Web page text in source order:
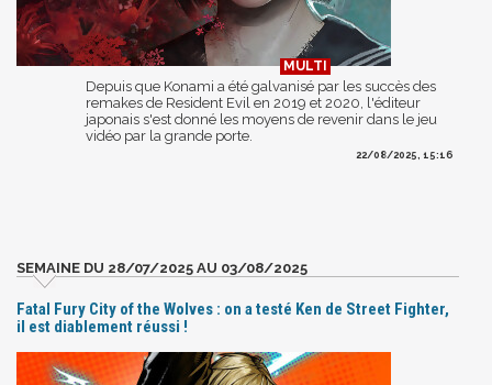
Depuis que Konami a été galvanisé par les succès des
remakes de Resident Evil en 2019 et 2020, l'éditeur
japonais s'est donné les moyens de revenir dans le jeu
vidéo par la grande porte.
22/08/2025, 15:16
SEMAINE DU 28/07/2025 AU 03/08/2025
Fatal Fury City of the Wolves : on a testé Ken de Street Fighter,
il est diablement réussi !